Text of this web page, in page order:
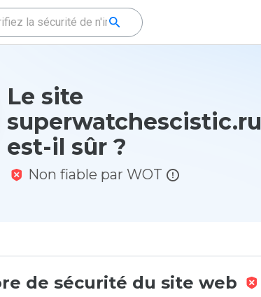
Le site
superwatchescistic.ru
est-il sûr ?
Non fiable par WOT
de sécurité du site web